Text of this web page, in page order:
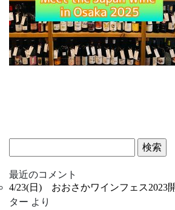
索:
最近のコメント
4/23(日) おおさかワインフェス2023
ター より